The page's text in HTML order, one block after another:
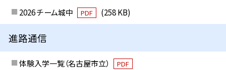
2026 チーム城中
PDF (258 KB)
進路通信
体験入学一覧（名古屋市立） PDF